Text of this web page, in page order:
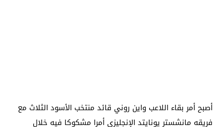
أصبح أمر بقاء اللاعب واين روني قائد منتخب الأسود الثلاث مع
فريقه مانشستر يونايتد الإنجليزي أمرا مشكوكا فيه خلال